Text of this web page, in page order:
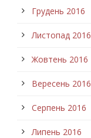
Грудень 2016
Листопад 2016
Жовтень 2016
Вересень 2016
Серпень 2016
Липень 2016